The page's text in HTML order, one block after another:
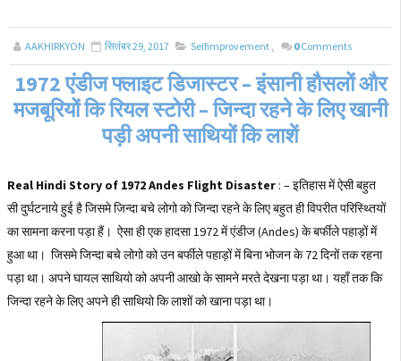
AAKHIRKYON सितंबर 29, 2017 Selfimprovement , 0 Comments
1972 एंडीज फ्लाइट डिजास्टर – इंसानी हौसलों और
मजबूरियों कि रियल स्टोरी – जिन्दा रहने के लिए खानी
पड़ी अपनी साथियों कि लाशें
Real Hindi Story of 1972 Andes Flight Disaster : – इतिहास में ऐसी बहुत
सी दुर्घटनाये हुई है जिसमे जिन्दा बचे लोगो को जिन्दा रहने के लिए बहुत ही विपरीत परिस्थ्तियों
का सामना करना पड़ा हैं। ऐसा ही एक हादसा 1972 में एंडीज (Andes) के बर्फीले पहाड़ों में
हुआ था। जिसमे जिन्दा बचे लोगो को उन बर्फीले पहाड़ों में बिना भोजन के 72 दिनों तक रहना
पड़ा था। अपने घायल साथियो को अपनी आखो के सामने मरते देखना पड़ा था। यहाँ तक कि
जिन्दा रहने के लिए अपने ही साथियो कि लाशों को खाना पड़ा था।